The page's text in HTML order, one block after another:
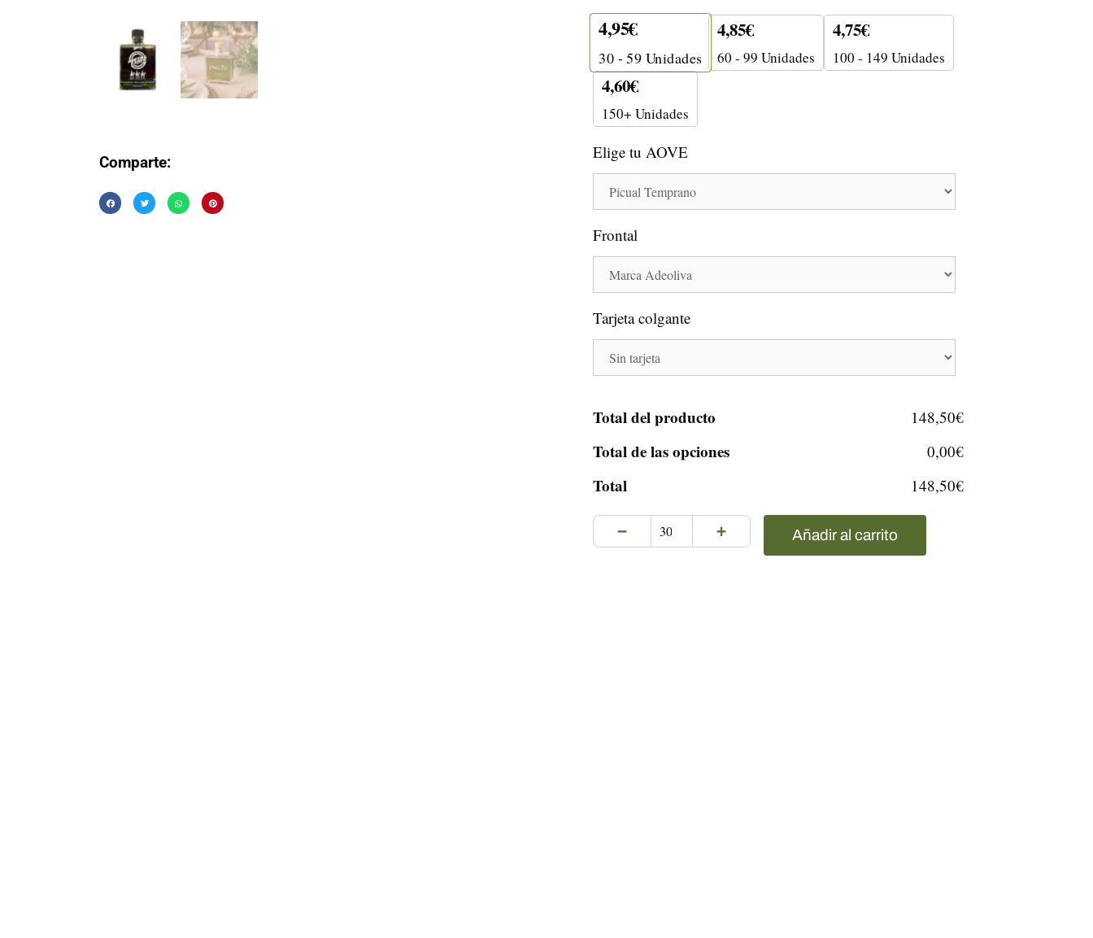
Comparte:
4,95€
30 - 59 Unidades
4,85€
60 - 99 Unidades
4,75€
100 - 149 Unidades
4,60€
150+ Unidades
Elige tu AOVE
Frontal
Tarjeta colgante
Total del producto 148,50€
Total de las opciones 0,00€
Total 148,50€
− + Añadir al carrito